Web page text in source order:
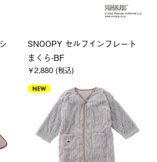
SNOOPY セルフインフレート
まくら-BF
￥2,880 (税込)
NEW